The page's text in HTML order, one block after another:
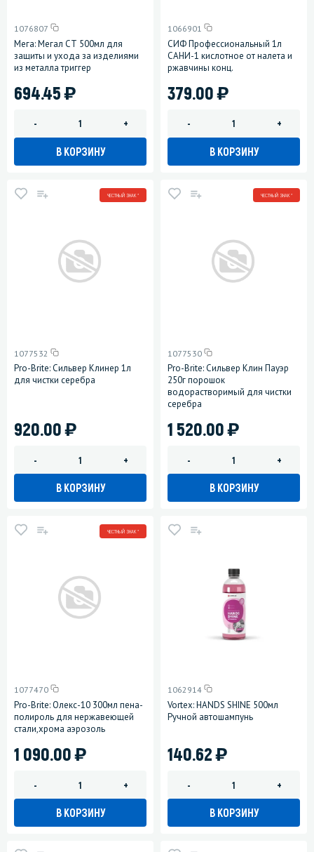
1076807
Мега: Мегал СТ 500мл для
защиты и ухода за изделиями
из металла триггер
694.45)
- +
В КОРЗИНУ
1066901
СИФ Профессиональный 1л
САНИ-1 кислотное от налета и
ржавчины конц.
379.00)
- +
В КОРЗИНУ
ЧЕСТНЫЙ ЗНАК *
1077532
Pro-Brite: Сильвер Клинер 1л
для чистки серебра
920.00)
- +
В КОРЗИНУ
ЧЕСТНЫЙ ЗНАК *
1077530
Pro-Brite: Сильвер Клин Пауэр
250г порошок
водорастворимый для чистки
серебра
1 520.00)
- +
В КОРЗИНУ
ЧЕСТНЫЙ ЗНАК *
1077470
Pro-Brite: Олекс-10 300мл пена-
полироль для нержавеющей
стали,хрома аэрозоль
1 090.00)
- +
В КОРЗИНУ
1062914
Vortex: HANDS SHINE 500мл
Ручной автошампунь
140.62)
- +
В КОРЗИНУ